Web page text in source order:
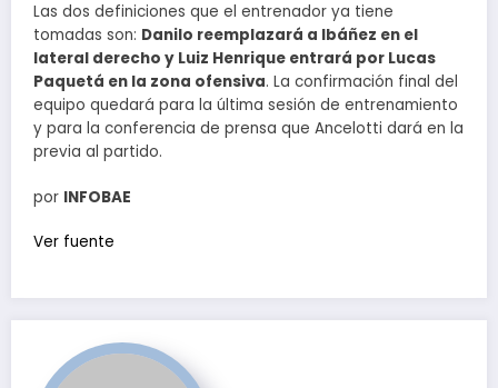
Las dos definiciones que el entrenador ya tiene
tomadas son: Danilo reemplazará a Ibáñez en el
lateral derecho y Luiz Henrique entrará por Lucas
Paquetá en la zona ofensiva. La confirmación final del
equipo quedará para la última sesión de entrenamiento
y para la conferencia de prensa que Ancelotti dará en la
previa al partido.
por INFOBAE
Ver fuente